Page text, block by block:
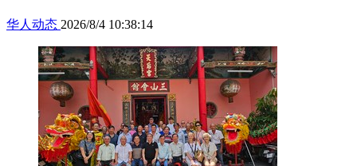
华人动态 2026/8/4 10:38:14